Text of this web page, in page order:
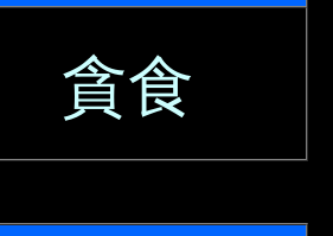
貪食